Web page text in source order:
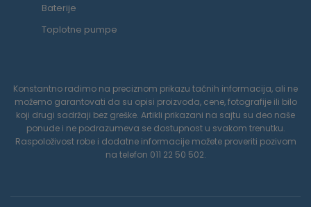
Baterije
Toplotne pumpe
Konstantno radimo na preciznom prikazu tačnih informacija, ali ne
možemo garantovati da su opisi proizvoda, cene, fotografije ili bilo
koji drugi sadržaji bez greške. Artikli prikazani na sajtu su deo naše
ponude i ne podrazumeva se dostupnost u svakom trenutku.
Raspoloživost robe i dodatne informacije možete proveriti pozivom
na telefon 011 22 50 502.